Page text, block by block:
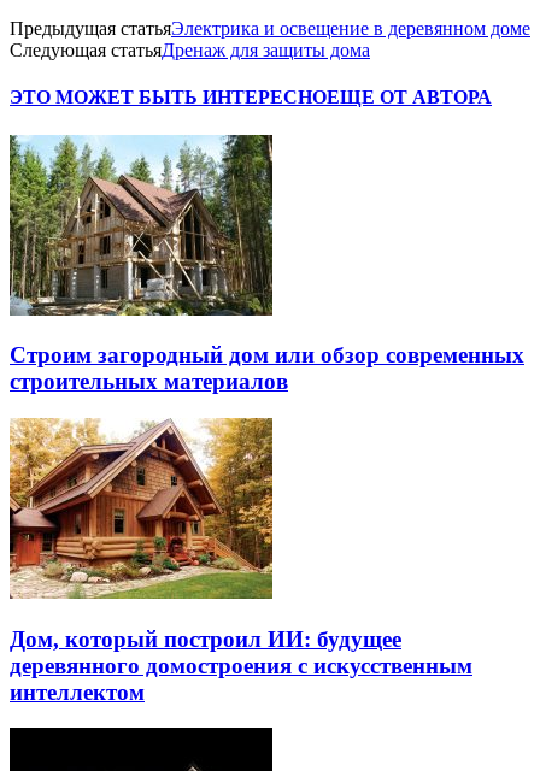
Предыдущая статьяЭлектрика и освещение в деревянном доме
Следующая статьяДренаж для защиты дома
ЭТО МОЖЕТ БЫТЬ ИНТЕРЕСНОЕЩЕ ОТ АВТОРА
Строим загородный дом или обзор современных
строительных материалов
Дом, который построил ИИ: будущее
деревянного домостроения с искусственным
интеллектом